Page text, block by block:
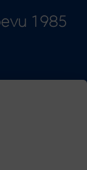
1985